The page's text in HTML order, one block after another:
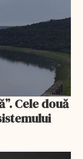
Cele două